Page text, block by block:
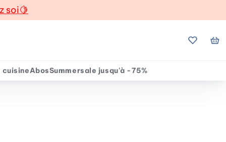
soi🍋
Mes
cuisineAbosSummersale jusqu'à -75%